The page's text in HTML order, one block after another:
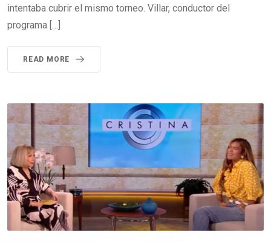
intentaba cubrir el mismo torneo. Villar, conductor del
programa […]
READ MORE